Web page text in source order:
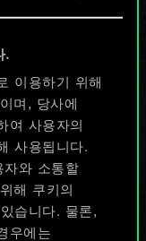
.
이용하기 위해
며, 당사에
여 사용자의
사용됩니다.
자와 소통할
해 쿠키의
습니다. 물론,
우에는
고
!
성하기